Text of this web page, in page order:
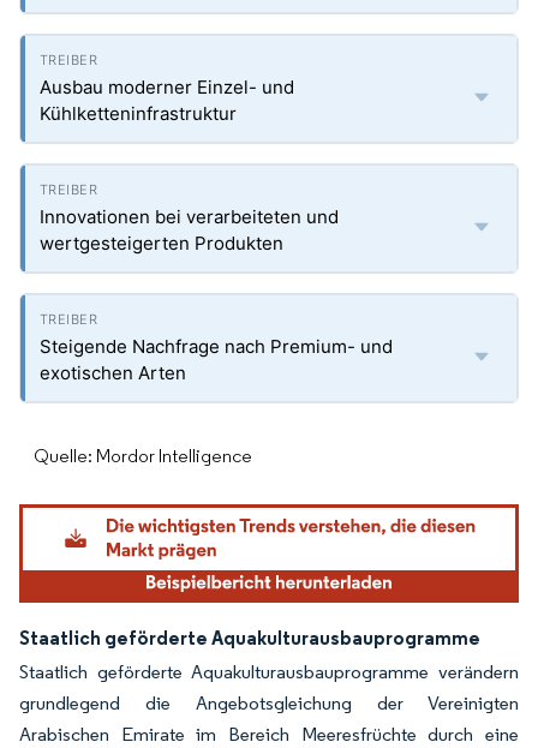
Ausbau moderner Einzel- und
Kühlketteninfrastruktur
Innovationen bei verarbeiteten und
wertgesteigerten Produkten
Steigende Nachfrage nach Premium- und
exotischen Arten
Quelle: Mordor Intelligence
Staatlich geförderte Aquakulturausbauprogramme
Staatlich geförderte Aquakulturausbauprogramme verändern
grundlegend die Angebotsgleichung der Vereinigten
Arabischen Emirate im Bereich Meeresfrüchte durch eine